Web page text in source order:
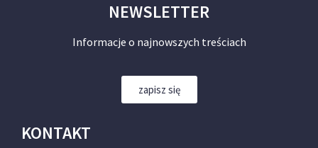
NEWSLETTER
Informacje o najnowszych treściach
zapisz się
KONTAKT